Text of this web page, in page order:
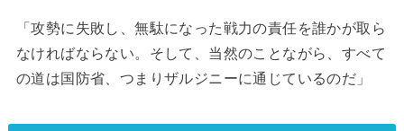
「攻勢に失敗し、無駄になった戦力の責任を誰かが取ら
なければならない。そして、当然のことながら、すべて
の道は国防省、つまりザルジニーに通じているのだ」